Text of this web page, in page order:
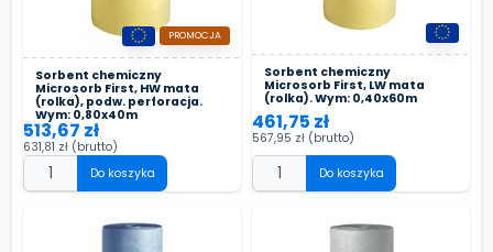
Sorbent chemiczny
Microsorb First, HW mata
(rolka), podw. perforacja.
Wym: 0,80x40m
PROMOCJA
513,67 zł
631,81 zł (brutto)
Do koszyka
Sorbent chemiczny
Microsorb First, LW mata
(rolka). Wym: 0,40x60m
461,75 zł
567,95 zł (brutto)
Do koszyka